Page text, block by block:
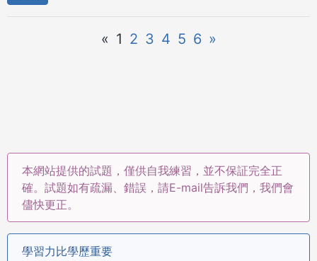
« 1 2 3 4 5 6 »
本網站提供的試題，僅供自我練習，並不保証完全正
確。試題如有疏漏、錯誤，請E-mail告訴我們，我們會
儘快更正。
學習力比學歷重要